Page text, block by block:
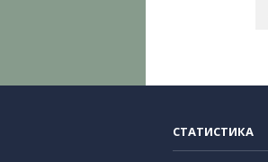
СТАТИСТИКА